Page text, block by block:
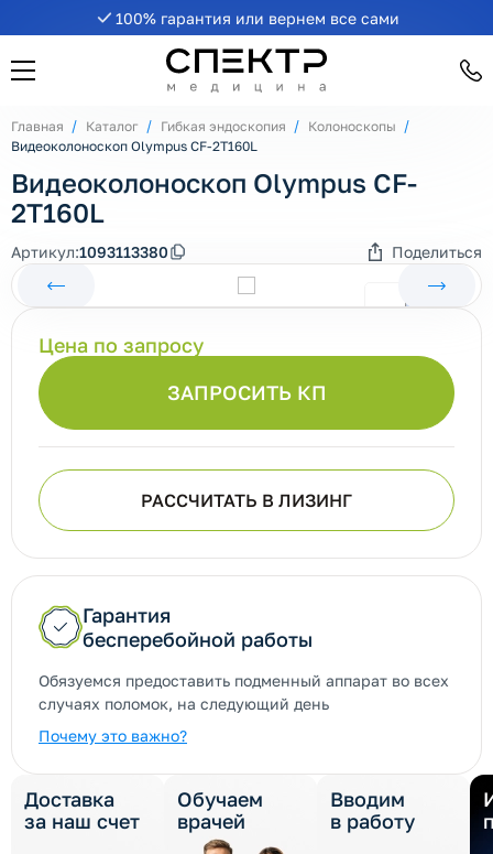
100% гарантия или вернем все сами
Главная Каталог Гибкая эндоскопия
Колоноскопы
Видеоколоноскоп Olympus CF-2T160L
Видеоколоноскоп Olympus CF-
2T160L
Артикул:1093113380 Поделиться
ЗАПРОСИТЬ КП
Цена по запросу
РАССЧИТАТЬ В ЛИЗИНГ
Гарантия
бесперебойной работы
Обязуемся предоставить подменный аппарат во всех
случаях поломок, на следующий день
Почему это важно?
Доставка
за наш счет
Обучаем
врачей
Вводим
в работу